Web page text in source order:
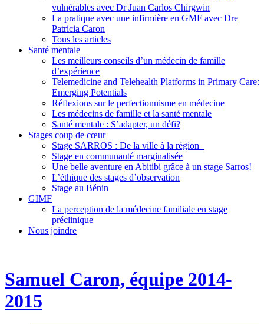
vulnérables avec Dr Juan Carlos Chirgwin
La pratique avec une infirmière en GMF avec Dre
Patricia Caron
Tous les articles
Santé mentale
Les meilleurs conseils d’un médecin de famille
d’expérience
Telemedicine and Telehealth Platforms in Primary Care:
Emerging Potentials
Réflexions sur le perfectionnisme en médecine
Les médecins de famille et la santé mentale
Santé mentale : S’adapter, un défi?
Stages coup de cœur
Stage SARROS : De la ville à la région
Stage en communauté marginalisée
Une belle aventure en Abitibi grâce à un stage Sarros!
L’éthique des stages d’observation
Stage au Bénin
GIMF
La perception de la médecine familiale en stage
préclinique
Nous joindre
Samuel Caron, équipe 2014-
2015